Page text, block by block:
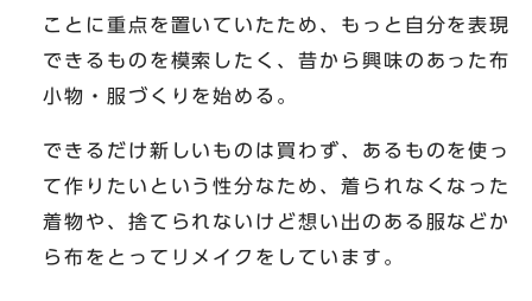
ことに重点を置いていたため、もっと自分を表現
できるものを模索したく、昔から興味のあった布
小物・服づくりを始める。
できるだけ新しいものは買わず、あるものを使っ
て作りたいという性分なため、着られなくなった
着物や、捨てられないけど想い出のある服などか
ら布をとってリメイクをしています。